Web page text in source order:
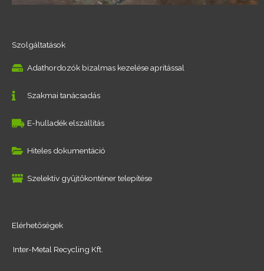
Szolgáltatások
Adathordozók bizalmas kezelése aprítással
Szakmai tanácsadás
E-hulladék elszállítás
Hiteles dokumentáció
Szelektív gyűjtőkonténer telepítése
Elérhetőségek
Inter-Metal Recycling Kft.